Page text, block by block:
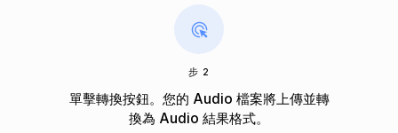
步 2
單擊轉換按鈕。您的 Audio 檔案將上傳並轉
換為 Audio 結果格式。